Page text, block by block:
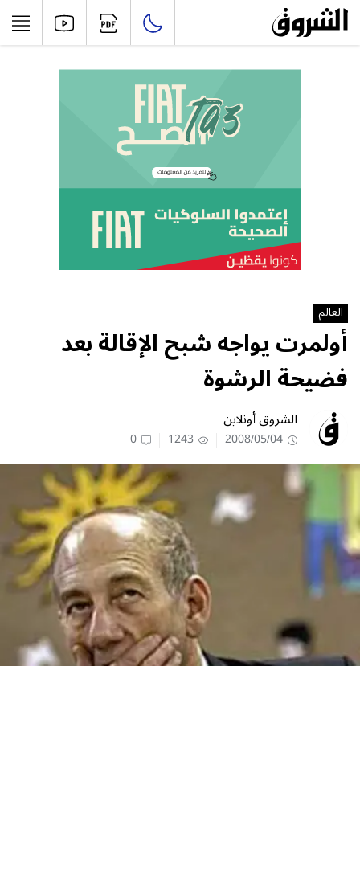
العالم
أولمرت يواجه شبح الإقالة بعد
فضيحة الرشوة
الشروق أونلاين
2008/05/04
1243
0